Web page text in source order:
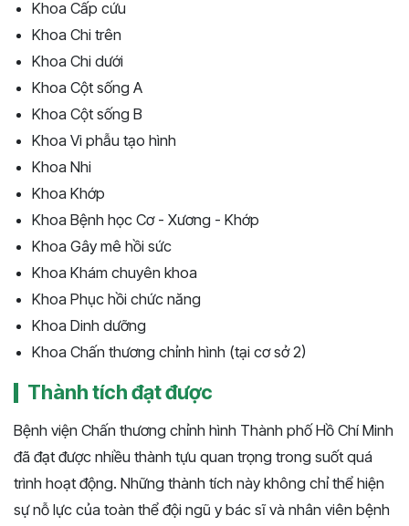
Khoa Cấp cứu
Khoa Chi trên
Khoa Chi dưới
Khoa Cột sống A
Khoa Cột sống B
Khoa Vi phẫu tạo hình
Khoa Nhi
Khoa Khớp
Khoa Bệnh học Cơ - Xương - Khớp
Khoa Gây mê hồi sức
Khoa Khám chuyên khoa
Khoa Phục hồi chức năng
Khoa Dinh dưỡng
Khoa Chấn thương chỉnh hình (tại cơ sở 2)
Thành tích đạt được
Bệnh viện Chấn thương chỉnh hình Thành phố Hồ Chí Minh
đã đạt được nhiều thành tựu quan trọng trong suốt quá
trình hoạt động. Những thành tích này không chỉ thể hiện
sự nỗ lực của toàn thể đội ngũ y bác sĩ và nhân viên bệnh